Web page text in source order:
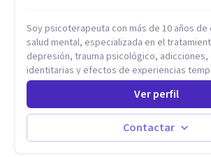
Soy psicoterapeuta con más de 10 años de
salud mental, especializada en el
depresión, trauma psicológico,
identitarias y efectos de experiencias
Ofrezco un espacio terapéutico seguro,
profundamente humano, donde el dolor
transformarse en autoconocimiento,
psicoanálisis, terapia somática y de
Ver perfil
Contactar